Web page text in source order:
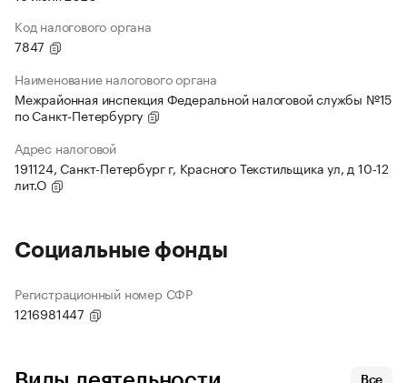
Код налогового органа
7847
Наименование налогового органа
Межрайонная инспекция Федеральной налоговой службы №15
по Санкт-Петербургу
Адрес налоговой
191124, Санкт-Петербург г, Красного Текстильщика ул, д 10-12
лит.О
Социальные фонды
Регистрационный номер СФР
1216981447